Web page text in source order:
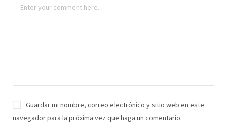
Guardar mi nombre, correo electrónico y sitio web en este
navegador para la próxima vez que haga un comentario.